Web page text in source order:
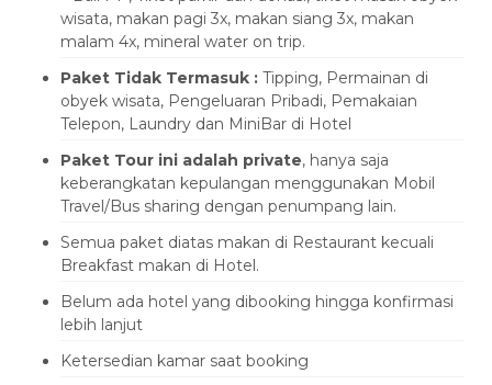
wisata, makan pagi 3x, makan siang 3x, makan
malam 4x, mineral water on trip.
Paket Tidak Termasuk : Tipping, Permainan di
obyek wisata, Pengeluaran Pribadi, Pemakaian
Telepon, Laundry dan MiniBar di Hotel
Paket Tour ini adalah private, hanya saja
keberangkatan kepulangan menggunakan Mobil
Travel/Bus sharing dengan penumpang lain.
Semua paket diatas makan di Restaurant kecuali
Breakfast makan di Hotel.
Belum ada hotel yang dibooking hingga konfirmasi
lebih lanjut
Ketersedian kamar saat booking